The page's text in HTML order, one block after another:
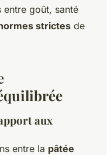
goût, santé
strictes de
aux
entre la pâtée